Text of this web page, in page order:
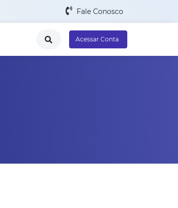
Fale Conosco
Acessar Conta